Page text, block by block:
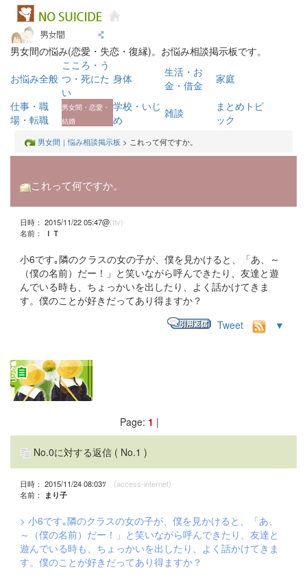
男女間の悩み(恋愛・失恋・復縁)。お悩み相談掲示板です。
お悩み全般
こころ・う
つ・死にた
い
身体
生活・お
金・借金
家庭
仕事・職
場・転職
男女間・恋愛・
結婚
学校・いじ
め
雑談
まとめトピ
ック
男女間｜悩み相談掲示板 > これって何ですか。
これって何ですか。
日時： 2015/11/22 05:47@(ttv)
名前：
ＩＴ
小6です｡隣のクラスの女の子が、僕を見かけると、「あ、～
（僕の名前）だー！」と笑いながら呼んできたり、友達と遊
んでいる時も、ちょっかいを出したり、よく話かけてきま
す。僕のことが好きだってあり得ますか？
Tweet
▼
Page: 1 |
No.0に対する返信 ( No.1 )
日時： 2015/11/24 08:03ﾂ (access-internet)
名前：
まり子
> 小6です｡隣のクラスの女の子が、僕を見かけると、「あ、
～（僕の名前）だー！」と笑いながら呼んできたり、友達と
遊んでいる時も、ちょっかいを出したり、よく話かけてきま
す。僕のことが好きだってあり得ますか？